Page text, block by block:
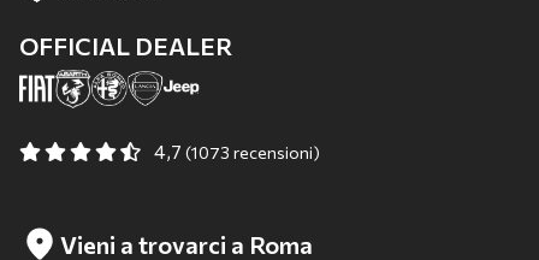
OFFICIAL DEALER
4,7 (1073 recensioni)
Vieni a trovarci a Roma